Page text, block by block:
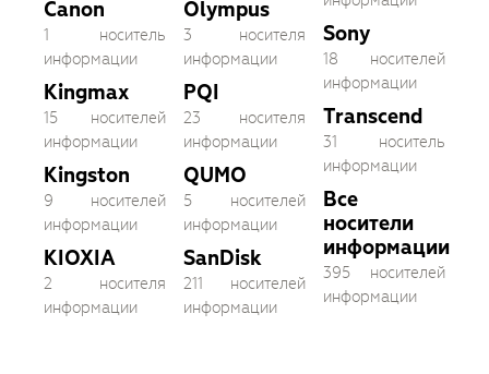
Canon
1 носитель
информации
Kingmax
15 носителей
информации
Kingston
9 носителей
информации
KIOXIA
2 носителя
информации
Olympus
3 носителя
информации
PQI
23 носителя
информации
QUMO
5 носителей
информации
SanDisk
211 носителей
информации
Sony
18 носителей
информации
Transcend
31 носитель
информации
Все
носители
информации
395 носителей
информации